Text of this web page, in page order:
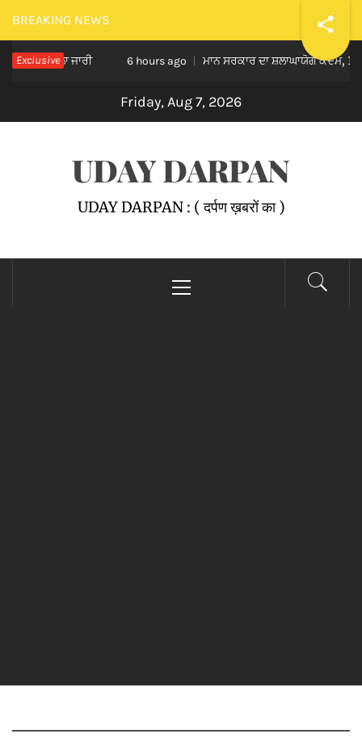
Skip
to
content
BREAKING NEWS
Exclusive
ਜਾਰੀ 6 hours ago ਮਾਨ ਸਰਕਾਰ ਦਾ ਸ਼ਲਾਘਾਯੋਗ ਕਦਮ, 152 ਹੋਰ
Friday, Aug 7, 2026
UDAY DARPAN
UDAY DARPAN : ( दर्पण ख़बरों का )
Menu